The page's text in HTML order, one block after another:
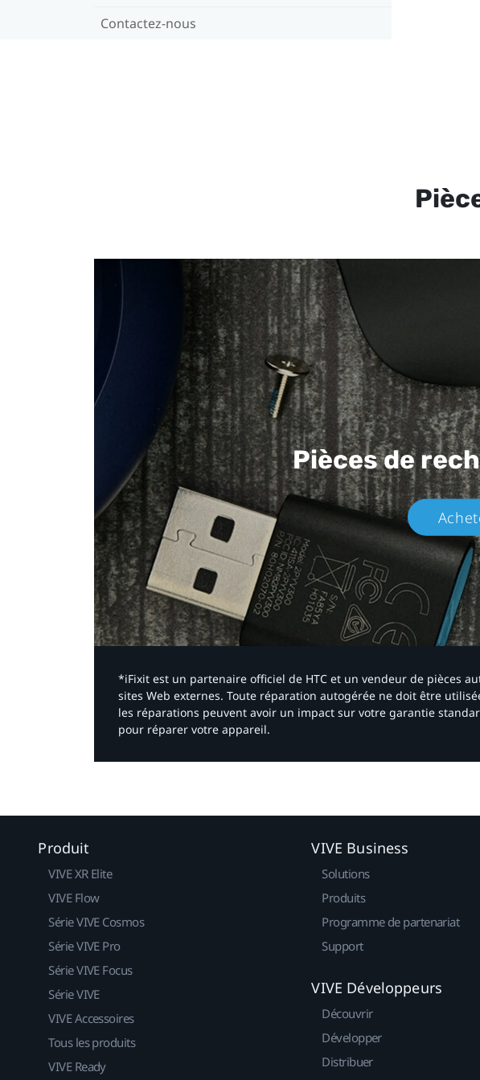
Contactez-nous
Pièces de
*iFixit est un partenaire officiel de HTC et un vendeur de pièces
sites Web externes. Toute réparation autogérée ne doit être
les réparations peuvent avoir un impact sur votre garantie
pour réparer votre appareil.​
Produit
VIVE XR Elite
VIVE Flow
Série VIVE Cosmos
Série VIVE Pro
Série VIVE Focus
Série VIVE
VIVE Accessoires
Tous les produits
VIVE Ready
VIVE Business
Solutions
Produits
Programme de partenariat
Support
VIVE Développeurs
Découvrir
Développer
Distribuer